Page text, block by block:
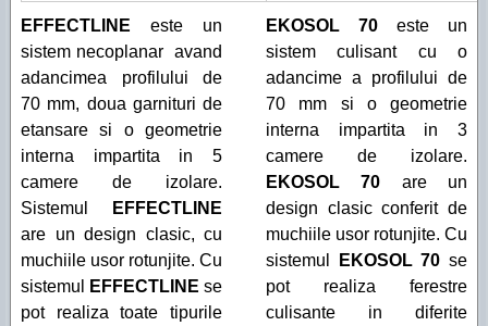
EFFECTLINE este un
sistem necoplanar avand
adancimea profilului de
70 mm, doua garnituri de
etansare si o geometrie
interna impartita in 5
camere de izolare.
Sistemul
EFFECTLINE
are un design clasic, cu
muchiile usor rotunjite. Cu
sistemul
EFFECTLINE se
pot realiza toate tipurile
EKOSOL 70 este un
sistem culisant cu o
adancime a profilului de
70 mm si o geometrie
interna impartita in 3
camere de izolare.
EKOSOL 70 are un
design clasic conferit de
muchiile usor rotunjite. Cu
sistemul
EKOSOL 70 se
pot realiza ferestre
culisante in diferite